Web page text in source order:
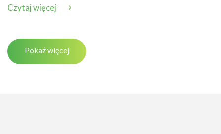
Czytaj więcej
Pokaż więcej